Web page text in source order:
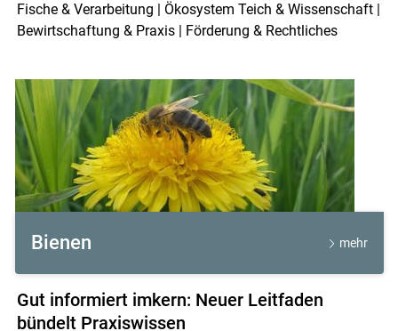
Fische & Verarbeitung | Ökosystem Teich & Wissenschaft |
Bewirtschaftung & Praxis | Förderung & Rechtliches
Bienen mehr
Gut informiert imkern: Neuer Leitfaden
bündelt Praxiswissen